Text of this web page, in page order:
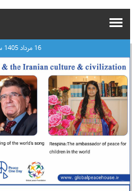
16 مرداد 1405 ساعت 10:27